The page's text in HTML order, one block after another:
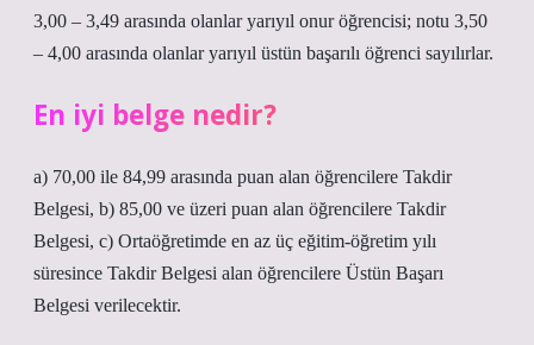
3,00 – 3,49 arasında olanlar yarıyıl onur öğrencisi; notu 3,50
– 4,00 arasında olanlar yarıyıl üstün başarılı öğrenci sayılırlar.
En iyi belge nedir?
a) 70,00 ile 84,99 arasında puan alan öğrencilere Takdir
Belgesi, b) 85,00 ve üzeri puan alan öğrencilere Takdir
Belgesi, c) Ortaöğretimde en az üç eğitim-öğretim yılı
süresince Takdir Belgesi alan öğrencilere Üstün Başarı
Belgesi verilecektir.